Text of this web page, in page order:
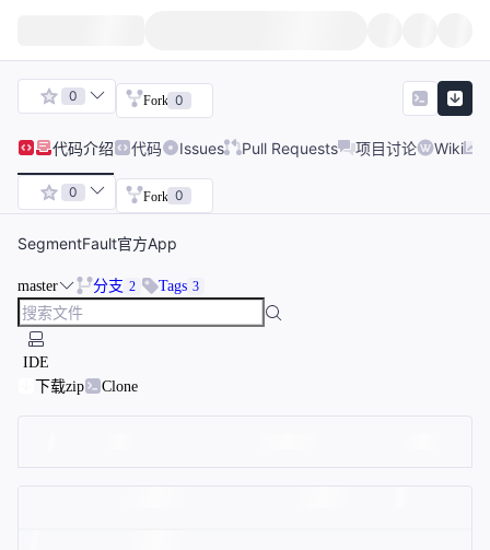
0 Fork 0
代码介绍 代码 Issues Pull Requests 项目讨论 Wiki
0 Fork 0
SegmentFault官方App
master 分支 2 Tags 3
IDE
下载zip
Clone